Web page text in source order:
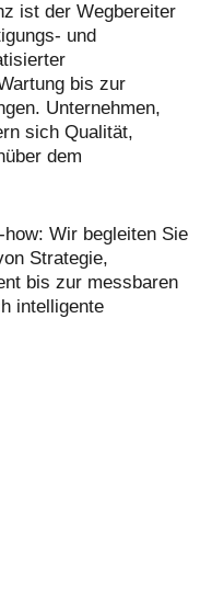
ist der Wegbereiter
und
bis zur
Unternehmen,
sich Qualität,
dem
Wir begleiten Sie
Strategie,
bis zur messbaren
intelligente